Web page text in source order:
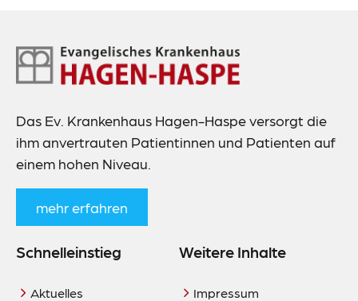
Footer-
Navigation
Das Ev. Krankenhaus Hagen-Haspe versorgt die
ihm anvertrauten Patientinnen und Patienten auf
einem hohen Niveau.
mehr erfahren
Schnelleinstieg
Aktuelles
Weitere Inhalte
Impressum